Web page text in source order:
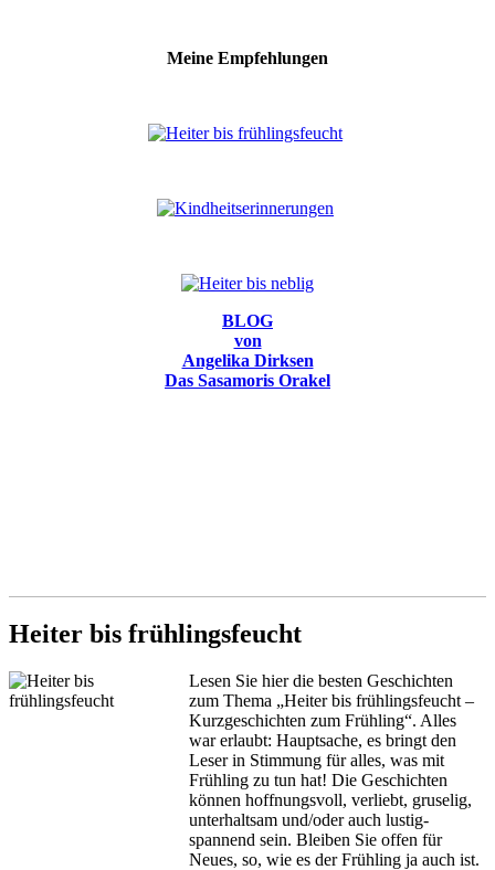
Meine Empfehlungen
BLOG
von
Angelika Dirksen
Das Sasamoris Orakel
Heiter bis frühlingsfeucht
Lesen Sie hier die besten Geschichten
zum Thema „Heiter bis frühlingsfeucht –
Kurzgeschichten zum Frühling“. Alles
war erlaubt: Hauptsache, es bringt den
Leser in Stimmung für alles, was mit
Frühling zu tun hat! Die Geschichten
können hoffnungsvoll, verliebt, gruselig,
unterhaltsam und/oder auch lustig-
spannend sein. Bleiben Sie offen für
Neues, so, wie es der Frühling ja auch ist.